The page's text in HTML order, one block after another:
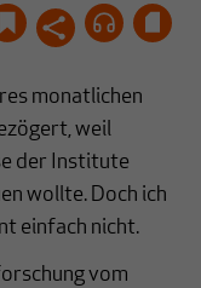
monatlichen
weil
der Institute
wollte. Doch ich
einfach nicht.
vom